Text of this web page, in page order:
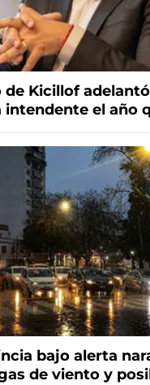
Kicillof
intendente el año
bajo alerta
de viento y